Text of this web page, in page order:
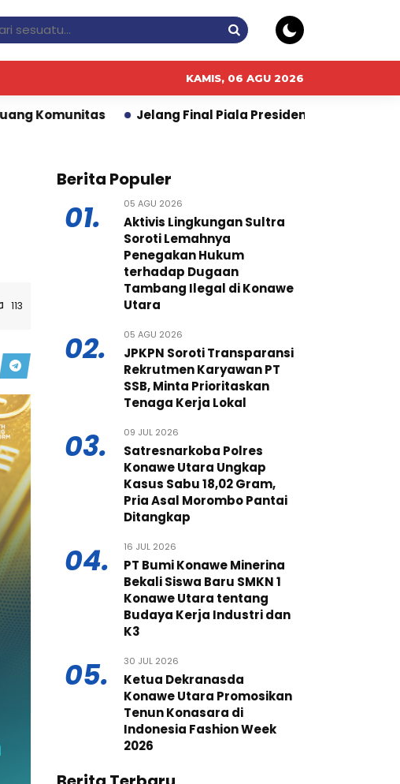
KAMIS, 06 AGU 2026
Jelang Final Piala Presiden 2026, KAI Daop 2 Bandung
113
Berita Populer
01. 05 AGU 2026
Aktivis Lingkungan Sultra
Soroti Lemahnya
Penegakan Hukum
terhadap Dugaan
Tambang Ilegal di Konawe
Utara
02. 05 AGU 2026
JPKPN Soroti Transparansi
Rekrutmen Karyawan PT
SSB, Minta Prioritaskan
Tenaga Kerja Lokal
03. 09 JUL 2026
Satresnarkoba Polres
Konawe Utara Ungkap
Kasus Sabu 18,02 Gram,
Pria Asal Morombo Pantai
Ditangkap
04. 16 JUL 2026
PT Bumi Konawe Minerina
Bekali Siswa Baru SMKN 1
Konawe Utara tentang
Budaya Kerja Industri dan
K3
05. 30 JUL 2026
Ketua Dekranasda
Konawe Utara Promosikan
Tenun Konasara di
Indonesia Fashion Week
2026